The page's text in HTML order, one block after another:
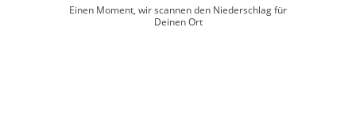
Einen Moment, wir scannen den Niederschlag für
Deinen Ort